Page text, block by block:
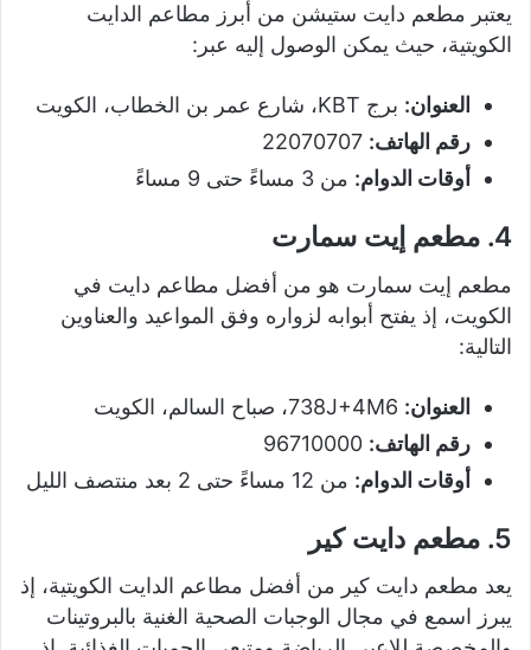
يعتبر مطعم دايت ستيشن من أبرز مطاعم الدايت
الكويتية، حيث يمكن الوصول إليه عبر:
العنوان: برج KBT، شارع عمر بن الخطاب، الكويت
رقم الهاتف:
أوقات الدوام: من 3 مساءً حتى 9 مساءً
4. مطعم إيت سمارت
مطعم إيت سمارت هو من أفضل مطاعم دايت في
الكويت، إذ يفتح أبوابه لزواره وفق المواعيد والعناوين
التالية:
العنوان:
رقم الهاتف:
أوقات الدوام: من 12 مساءً حتى 2 بعد منتصف الليل
5. مطعم دايت كير
يعد مطعم دايت كير من أفضل مطاعم الدايت الكويتية، إذ
يبرز اسمع في مجال الوجبات الصحية الغنية بالبروتينات